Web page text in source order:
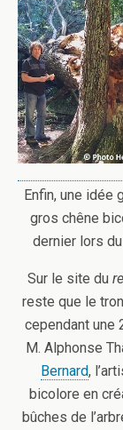
Enfin, une idée
gros chêne
dernier lors
Sur le site du
reste que le
cependant une
M. Alphonse
Bernard,
bicolore en
bûches de